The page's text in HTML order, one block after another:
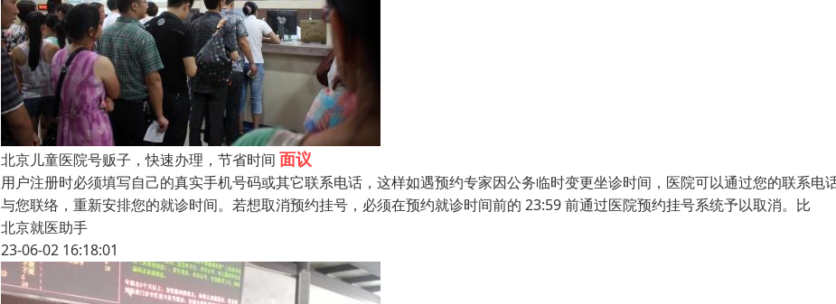
北京儿童医院号贩子，快速办理，节省时间 面议
用户注册时必须填写自己的真实手机号码或其它联系电话，这样如遇预约专家因公务临时变更坐诊时间，医院可以通过您的联系电
与您联络，重新安排您的就诊时间。若想取消预约挂号，必须在预约就诊时间前的 23:59 前通过医院预约挂号系统予以取消。比
北京就医助手
23-06-02 16:18:01